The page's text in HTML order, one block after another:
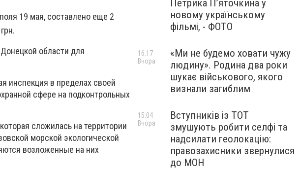
19 мая, составлено еще 2
области для
инспекция в пределах своей
сфере на подконтрольных
сложилась на территории
морской экологической
возложенные на них
Петрика П’яточкина у
новому українському
фільмі, - ФОТО
«Ми не будемо ховати чужу
людину». Родина два роки
шукає військового, якого
визнали загиблим
16:17
Вчора
Вступників із ТОТ
змушують робити селфі та
надсилати геолокацію:
правозахисники звернулися
до МОН
15:04
Вчора